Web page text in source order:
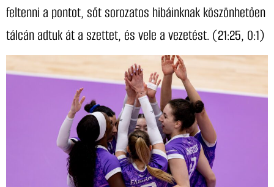
feltenni a pontot, sőt sorozatos hibáinknak köszönhetően
tálcán adtuk át a szettet, és vele a vezetést. (21:25, 0:1)